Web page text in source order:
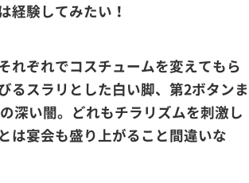
経験してみたい！
れぞれでコスチュームを変えてもら
るスラリとした白い脚、第2ボタンま
深い闇。どれもチラリズムを刺激し
は宴会も盛り上がること間違いな